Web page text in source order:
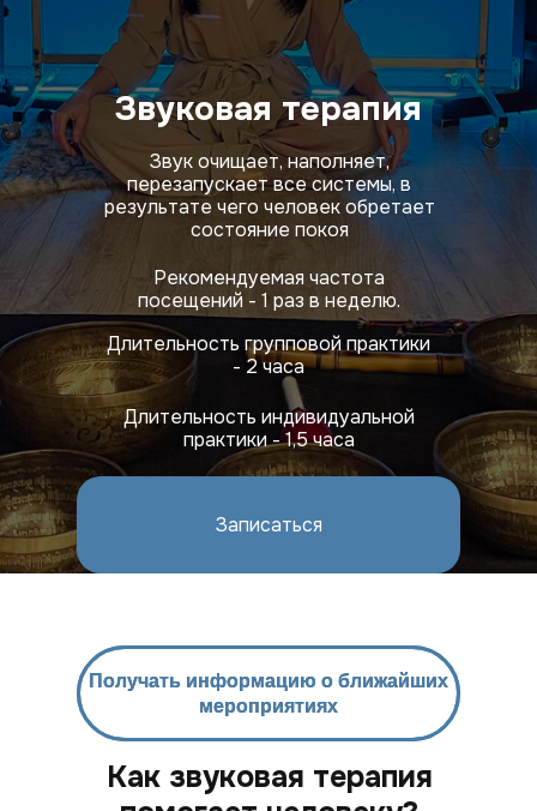
Звуковая терапия
Звук очищает, наполняет,
перезапускает все системы, в
результате чего человек обретает
состояние покоя
Записаться
Записаться
Длительность групповой практики
- 2 часа
Рекомендуемая частота
посещений - 1 раз в неделю.
Длительность индивидуальной
практики - 1,5 часа
Получать информацию о ближайших
мероприятиях
Получать информацию о ближайших
мероприятиях
Как звуковая терапия